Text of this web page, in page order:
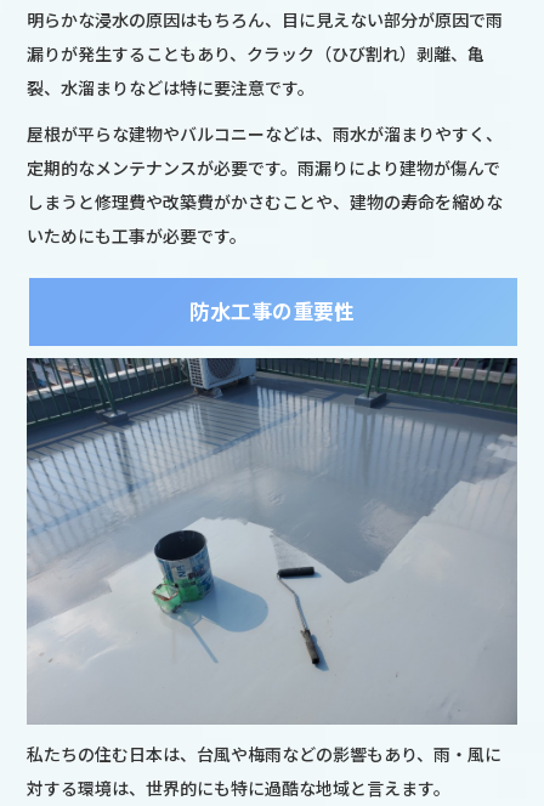
明らかな浸水の原因はもちろん、目に見えない部分が原因で雨
漏りが発生することもあり、クラック（ひび割れ）剥離、亀
裂、水溜まりなどは特に要注意です。
屋根が平らな建物やバルコニーなどは、雨水が溜まりやすく、
定期的なメンテナンスが必要です。雨漏りにより建物が傷んで
しまうと修理費や改築費がかさむことや、建物の寿命を縮めな
いためにも工事が必要です。
防水工事の重要性
私たちの住む日本は、台風や梅雨などの影響もあり、雨・風に
対する環境は、世界的にも特に過酷な地域と言えます。